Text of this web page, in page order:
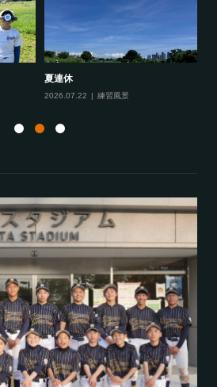
2026.07.06